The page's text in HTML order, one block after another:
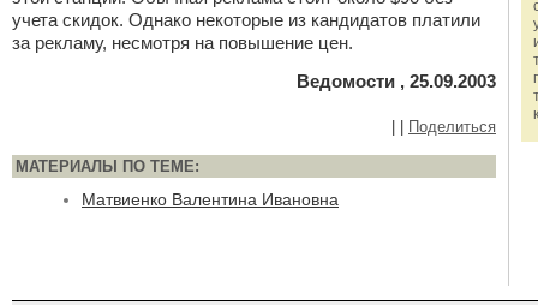
учета скидок. Однако некоторые из кандидатов платили
за рекламу, несмотря на повышение цен.
Ведомости , 25.09.2003
Поделиться
МАТЕРИАЛЫ ПО ТЕМЕ:
Матвиенко Валентина Ивановна